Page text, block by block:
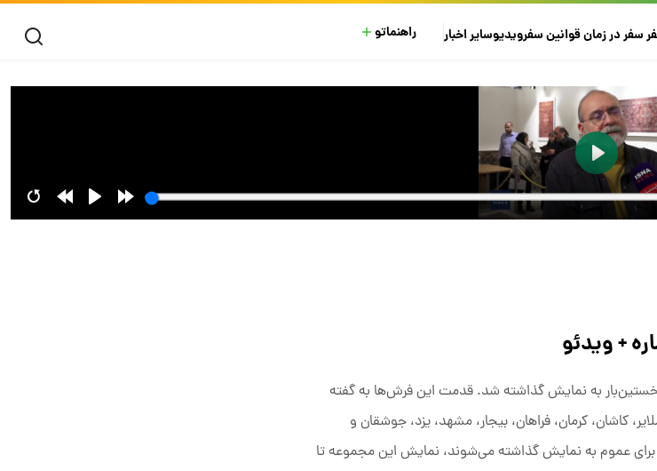
سفر در زمانقوانین سفرویدیوسایراخبار راهنماتو
+ ویدئو
کاخ گلستان برای نخستین‌بار به نمایش گذاشته شد. قدمت این فرش‌ها به گفته
کاشان، کرمان، فراهان، بیجار، مشهد، یزد، جوشقان و
برای عموم به نمایش گذاشته می‌شوند، نمایش این مجموعه تا